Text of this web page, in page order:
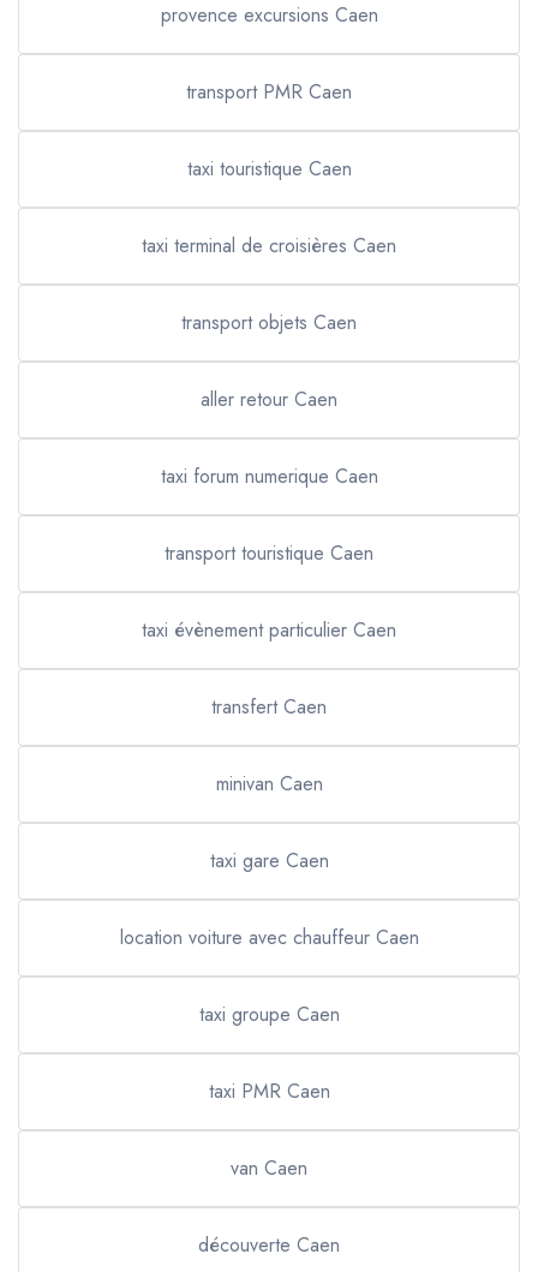
provence excursions Caen
transport PMR Caen
taxi touristique Caen
taxi terminal de croisières Caen
transport objets Caen
aller retour Caen
taxi forum numerique Caen
transport touristique Caen
taxi évènement particulier Caen
transfert Caen
minivan Caen
taxi gare Caen
location voiture avec chauffeur Caen
taxi groupe Caen
taxi PMR Caen
van Caen
découverte Caen